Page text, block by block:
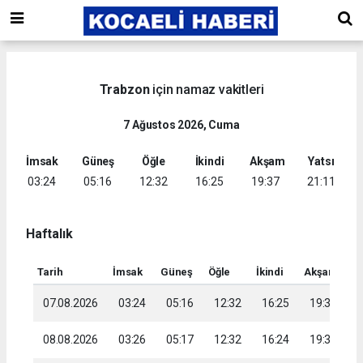
Trabzoniçin namaz vakitleri
7 Ağustos 2026, Cuma
İmsak
03:24
Güneş
05:16
Öğle
12:32
İkindi
16:25
Akşam
19:37
Yatsı
21:11
Haftalık
Tarih İmsak Güneş Öğle İkindi Akşam
07.08.2026 03:24 05:16 12:32 16:25 19:37
08.08.2026 03:26 05:17 12:32 16:24 19:36